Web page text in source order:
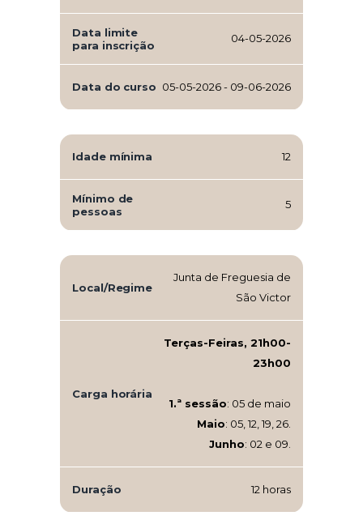
Data limite
para inscrição
04-05-2026
Data do curso 05-05-2026 - 09-06-2026
Idade mínima 12
Mínimo de
pessoas
5
Local/Regime
Junta de Freguesia de
São Victor
Carga horária
Terças-Feiras, 21h00-
23h00
1.ª sessão: 05 de maio
Maio: 05, 12, 19, 26.
Junho: 02 e 09.
Duração 12 horas